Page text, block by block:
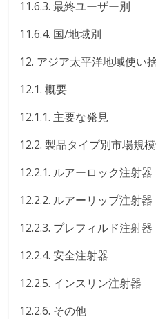
11.6.3. 最終ユーザー別
11.6.4. 国/地域別
12. アジア太平洋地域使い
12.1. 概要
12.1.1. 主要な発見
12.2. 製品タイプ別市場規
12.2.1. ルアーロック注射器
12.2.2. ルアーリップ注射器
12.2.3. プレフィルド注射器
12.2.4. 安全注射器
12.2.5. インスリン注射器
12.2.6. その他